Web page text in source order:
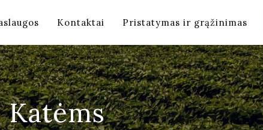
Kontaktai Pristatymas ir grąžinimas
Katėms